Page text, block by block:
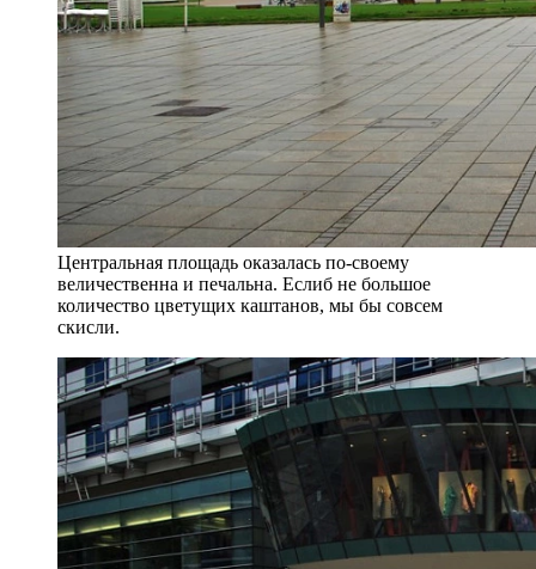
Центральная площадь оказалась по-своему
величественна и печальна. Еслиб не большое
количество цветущих каштанов, мы бы совсем
скисли.